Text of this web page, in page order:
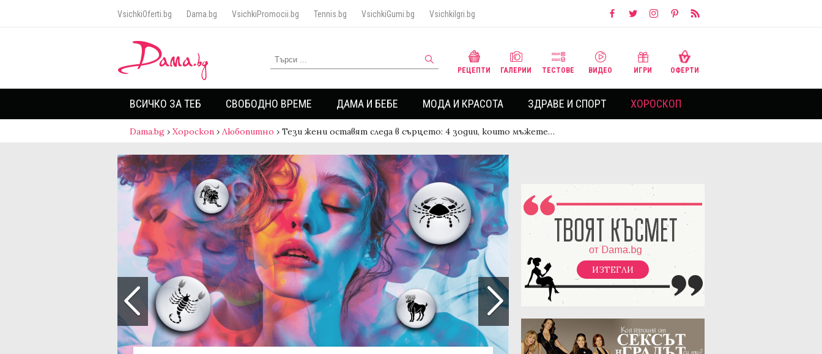
VsichkiOferti.bg Dama.bg VsichkiPromocii.bg Tennis.bg VsichkiGumi.bg VsichkiIgri.bg
РЕЦЕПТИ ГАЛЕРИИ ТЕСТОВЕ ВИДЕО ИГРИ ОФЕРТИ
ВСИЧКО ЗА ТЕБ СВОБОДНО ВРЕМЕ ДАМА И БЕБЕ МОДА И КРАСОТА ЗДРАВЕ И СПОРТ ХОРОСКОП
Dama.bg › Хороскоп › Любопитно › Тези жени оставят следа в сърцето: 4 зодии, които мъжете…
ИЗТЕГЛИ